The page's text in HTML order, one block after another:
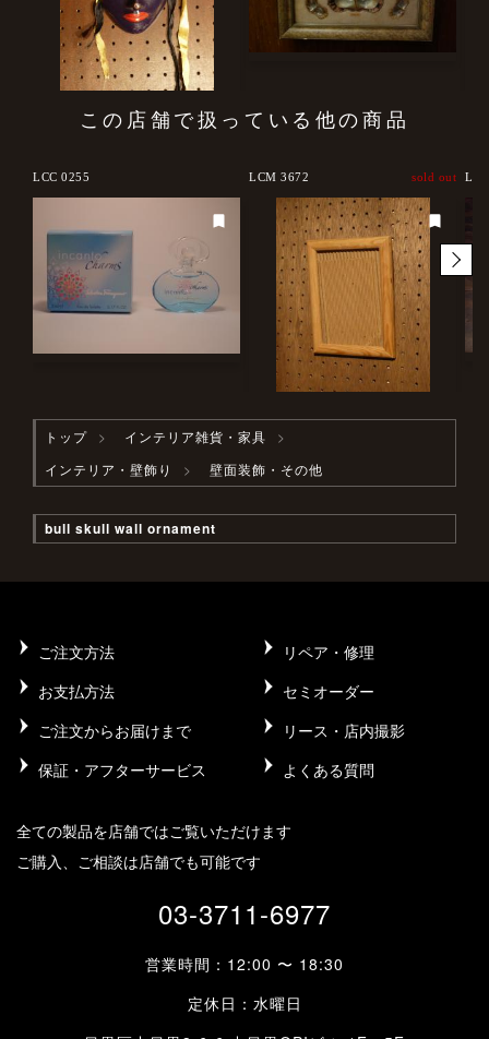
この店舗で扱っている他の商品
LCC 0255 LCM 3672 sold out
トップ
インテリア雑貨・家具
インテリア・壁飾り
壁面装飾・その他
bull skull wall ornament
ご注文方法
リペア・修理
お支払方法
セミオーダー
ご注文からお届けまで
リース・店内撮影
保証・アフターサービス
よくある質問
全ての製品を店舗ではご覧いただけます
ご購入、ご相談は店舗でも可能です
03-3711-6977
営業時間：12:00 〜 18:30
定休日：水曜日